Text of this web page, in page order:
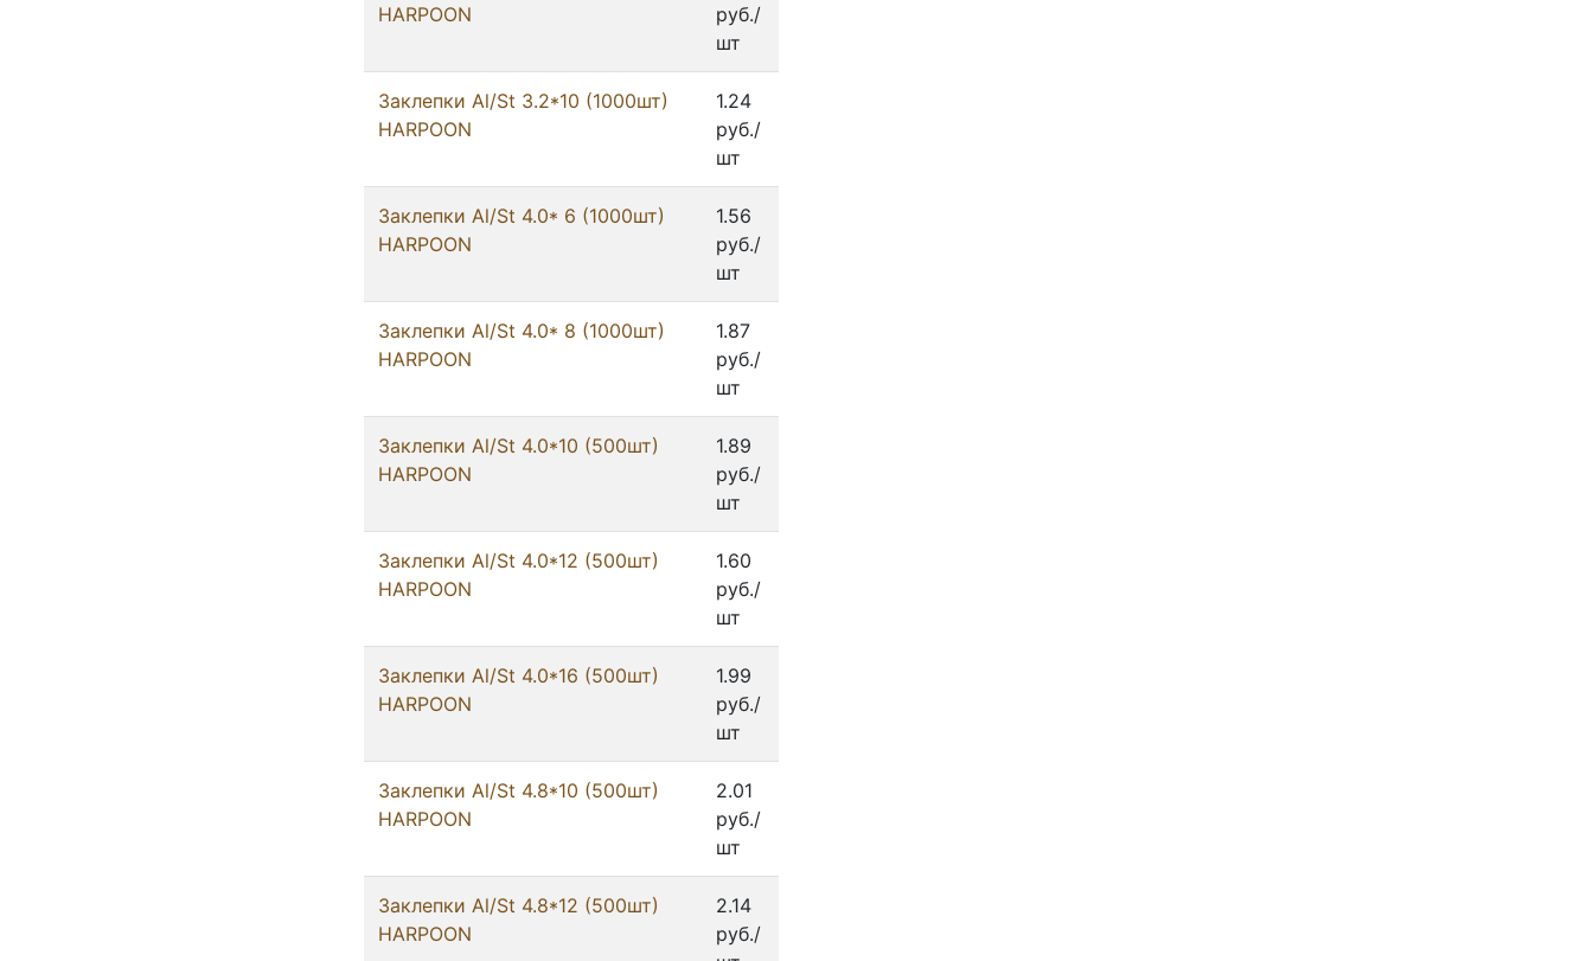
HARPOON
руб./
шт
Заклепки Al/St 3.2*10 (1000шт)
HARPOON
1.24
руб./
шт
Заклепки Al/St 4.0* 6 (1000шт)
HARPOON
1.56
руб./
шт
Заклепки Al/St 4.0* 8 (1000шт)
HARPOON
1.87
руб./
шт
Заклепки Al/St 4.0*10 (500шт)
HARPOON
1.89
руб./
шт
Заклепки Al/St 4.0*12 (500шт)
HARPOON
1.60
руб./
шт
Заклепки Al/St 4.0*16 (500шт)
HARPOON
1.99
руб./
шт
Заклепки Al/St 4.8*10 (500шт)
HARPOON
2.01
руб./
шт
Заклепки Al/St 4.8*12 (500шт)
HARPOON
2.14
руб./